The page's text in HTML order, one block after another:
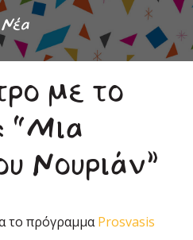
Νέα
με το
“Μια
Νουριάν”
το πρόγραμμαProsvasis